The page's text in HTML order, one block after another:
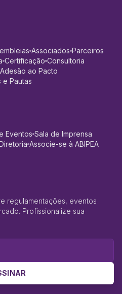
Associados Parceiros
Certificação Consultoria
Adesão ao Pacto
e Pautas
Eventos Sala de Imprensa
Associe-se à ABIPEA
regulamentações, eventos
Profissionalize sua